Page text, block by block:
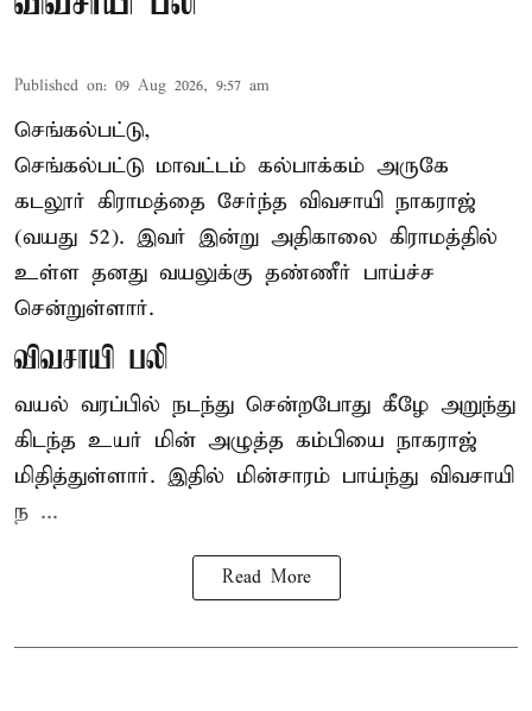
Published on: 09 Aug 2026, 9:57 am
செங்கல்பட்டு,
செங்கல்பட்டு மாவட்டம் கல்பாக்கம் அருகே
கடலூர் கிராமத்தை சேர்ந்த விவசாயி நாகராஜ்
(வயது 52). இவர் இன்று அதிகாலை கிராமத்தில்
உள்ள தனது வயலுக்கு தண்ணீர் பாய்ச்ச
சென்றுள்ளார்.
விவசாயி பலி
வயல் வரப்பில் நடந்து சென்றபோது கீழே அறுந்து
கிடந்த உயர் மின் அழுத்த கம்பியை நாகராஜ்
மிதித்துள்ளார். இதில் மின்சாரம் பாய்ந்து விவசாயி
ந ...
Read More